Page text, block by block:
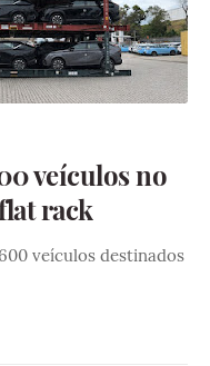
veículos no
rack
veículos destinados